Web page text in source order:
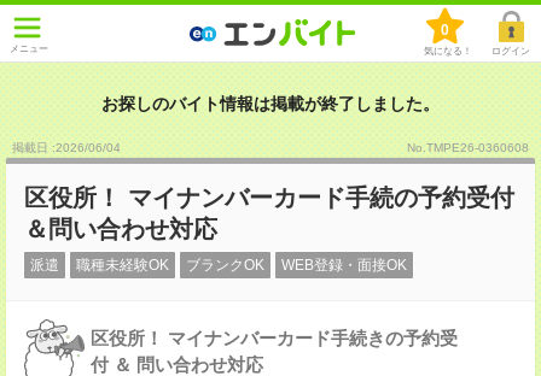
メニュー
0
気になる！ ログイン
お探しのバイト情報は掲載が終了しました。
掲載日 :2026/06/04 No.TMPE26-0360608
区役所！ マイナンバーカード手続の予約受付
＆問い合わせ対応
派遣 職種未経験OK ブランクOK WEB登録・面接OK
区役所！ マイナンバーカード手続きの予約受
付 ＆ 問い合わせ対応